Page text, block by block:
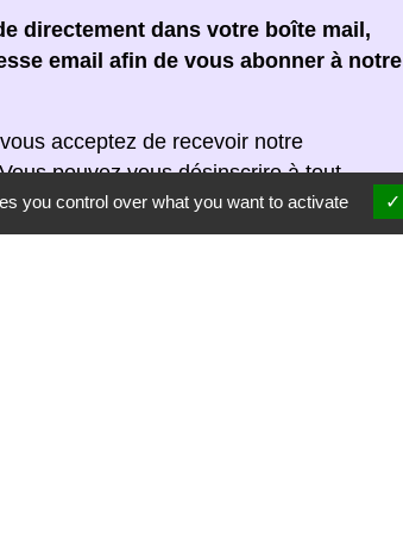
directement dans votre boîte mail,
email afin de vous abonner à notre
acceptez de recevoir notre
pouvez vous désinscrire à tout
dans chaque newsletter
you control over what you want to activate